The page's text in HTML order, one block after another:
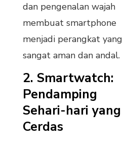
dan pengenalan wajah
membuat smartphone
menjadi perangkat yang
sangat aman dan andal.
2. Smartwatch:
Pendamping
Sehari-hari yang
Cerdas